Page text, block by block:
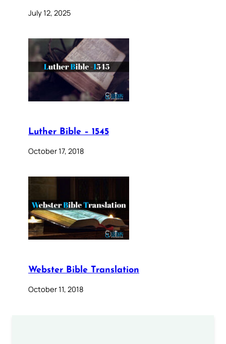
July 12, 2025
Luther Bible – 1545
October 17, 2018
Webster Bible Translation
October 11, 2018